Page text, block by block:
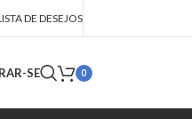
DE DESEJOS
SE 0